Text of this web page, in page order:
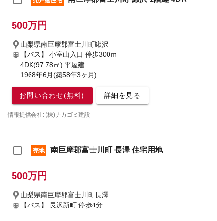
500万円
山梨県南巨摩郡富士川町鰍沢
【バス】 小室山入口 停歩300ｍ
4DK(97.78㎡) 平屋建
1968年6月(築58年3ヶ月)
お問い合わせ(無料) 詳細を見る
情報提供会社: (株)ナカゴミ建設
売地 南巨摩郡富士川町 長澤 住宅用地
500万円
山梨県南巨摩郡富士川町長澤
【バス】 長沢新町 停歩4分